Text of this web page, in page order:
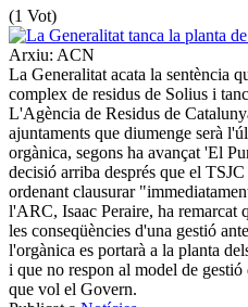
(1 Vot)
Arxiu: ACN
La Generalitat acata la sentència
complex de residus de Solius i
L'Agència de Residus de
ajuntaments que diumenge serà
orgànica, segons ha avançat 'El
decisió arriba després que el
ordenant clausurar
l'ARC, Isaac Peraire, ha remarcat
les conseqüències d'una gestió
l'orgànica es portarà a la planta
i que no respon al model de
que vol el Govern.